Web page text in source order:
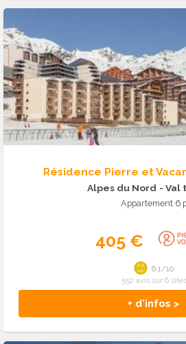
Résidence Pierre et
Alpes du Nord - Val
Appartement 6
405 €
+ d'infos >
6.1/10
552 avis sur 6 sites